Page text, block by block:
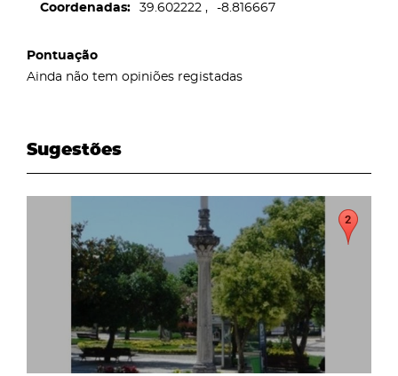
Coordenadas 39.602222 -8.816667
Pontuação
Ainda não tem opiniões registadas
Sugestões